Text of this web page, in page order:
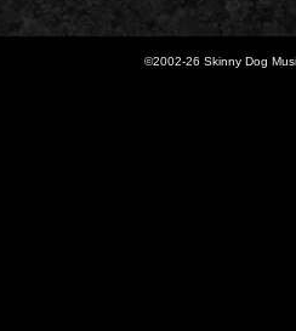
©2002-26 Skinny Dog